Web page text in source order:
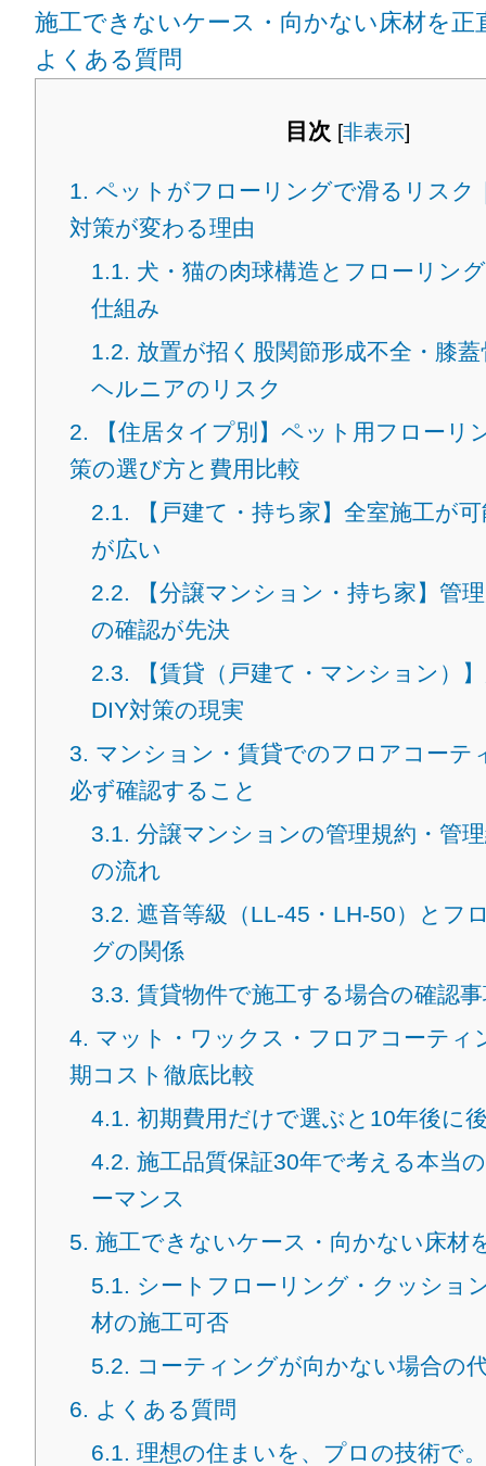
施工できないケース・向かない床材を正
よくある質問
目次 [非表示]
1. ペットがフローリングで滑るリスク
対策が変わる理由
1.1. 犬・猫の肉球構造とフローリン
仕組み
1.2. 放置が招く股関節形成不全・膝
ヘルニアのリスク
2. 【住居タイプ別】ペット用フローリ
策の選び方と費用比較
2.1.
【戸建て・持ち家】全室施工が
が広い
2.2.
【分譲マンション・持ち家】管
の確認が先決
2.3.
【賃貸（戸建て・マンション）
DIY対策の現実
3. マンション・賃貸でのフロアコーテ
必ず確認すること
3.1. 分譲マンションの管理規約・管
の流れ
3.2. 遮音等級（LL-45・LH-50）とフ
グの関係
3.3. 賃貸物件で施工する場合の確認
4. マット・ワックス・フロアコーティ
期コスト徹底比較
4.1. 初期費用だけで選ぶと10年後に
4.2. 施工品質保証30年で考える本当
ーマンス
5. 施工できないケース・向かない床材
5.1. シートフローリング・クッショ
材の施工可否
5.2. コーティングが向かない場合の
6. よくある質問
6.1. 理想の住まいを、プロの技術で